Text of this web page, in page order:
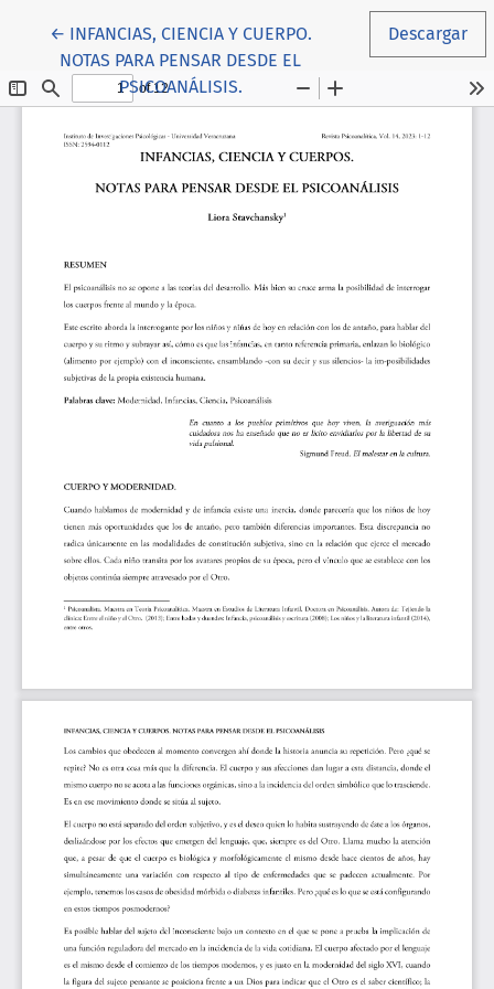
← Volver a los detalles del artículo
INFANCIAS, CIENCIA Y CUERPO.
NOTAS PARA PENSAR DESDE EL
PSICOANÁLISIS.
Descargar